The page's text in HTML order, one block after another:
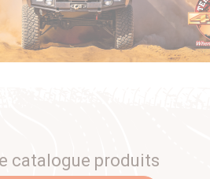
catalogue produits